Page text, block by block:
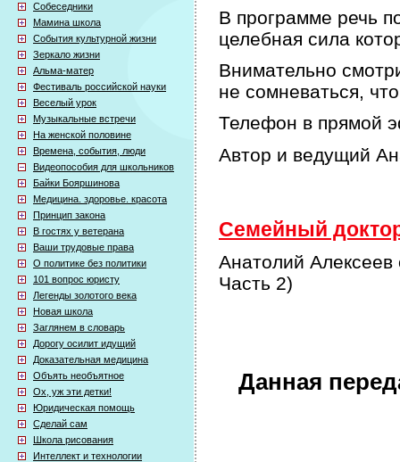
Собеседники
Мамина школа
События культурной жизни
Зеркало жизни
Альма-матер
Фестиваль российской науки
Веселый урок
Музыкальные встречи
На женской половине
Времена, события, люди
Видеопособия для школьников
Байки Бояршинова
Медицина. здоровье. красота
Принцип закона
В гостях у ветерана
Ваши трудовые права
О политике без политики
101 вопрос юристу
Легенды золотого века
Новая школа
Заглянем в словарь
Дорогу осилит идущий
Доказательная медицина
Объять необъятное
Ох, уж эти детки!
Юридическая помощь
Сделай сам
Школа рисования
Интеллект и технологии
В программе речь
целебная сила
Внимательно
не сомневаться,
Телефон в прямой
Автор и ведущий
Семейный
Анатолий Алексеев
Часть 2)
Данная